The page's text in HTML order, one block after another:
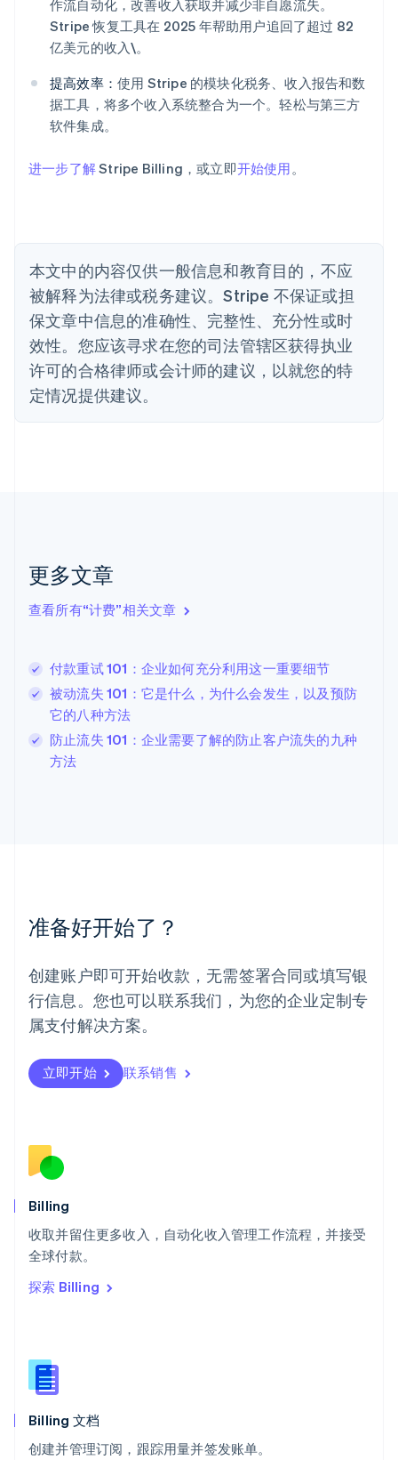
作流自动化，改善收入获取并减少非自愿流失。
Stripe 恢复工具在 2025 年帮助用户追回了超过 82
亿美元的收入\。
提高效率： 使用 Stripe 的模块化税务、收入报告和数
据工具，将多个收入系统整合为一个。轻松与第三方
软件集成。
进一步了解Stripe Billing，或立即开始使用。
本文中的内容仅供一般信息和教育目的，不应
被解释为法律或税务建议。Stripe 不保证或担
保文章中信息的准确性、完整性、充分性或时
效性。您应该寻求在您的司法管辖区获得执业
许可的合格律师或会计师的建议，以就您的特
定情况提供建议。
更多文章
查看所有“计费”相关文章
付款重试 101：企业如何充分利用这一重要细节
被动流失 101：它是什么，为什么会发生，以及预防
它的八种方法
防止流失 101：企业需要了解的防止客户流失的九种
方法
准备好开始了？
创建账户即可开始收款，无需签署合同或填写银
行信息。您也可以联系我们，为您的企业定制专
属支付解决方案。
立即开始 联系销售
Billing
收取并留住更多收入，自动化收入管理工作流程，并接受
全球付款。
探索 Billing
Billing 文档
创建并管理订阅，跟踪用量并签发账单。
English
爱尔兰
English
English
奥地利
Deutsch English
澳大利亚
巴西
比利时
波兰
English
丹麦
English
德国
Deutsch English
法国
FrançaisEnglish
芬兰
克罗地亚
EnglishItaliano
拉脱维亚
English
列支敦士登
DeutschEnglish
卢森堡
Français Deutsch
罗马尼亚
English
挪威
葡萄牙
Português English
日本
日本語English
瑞典
瑞士
DeutschFrançais
English
斯洛文尼亚
泰国
ไทยEnglish
希腊
English
西班牙
新西兰
English
匈牙利
English
ItalianoEnglish